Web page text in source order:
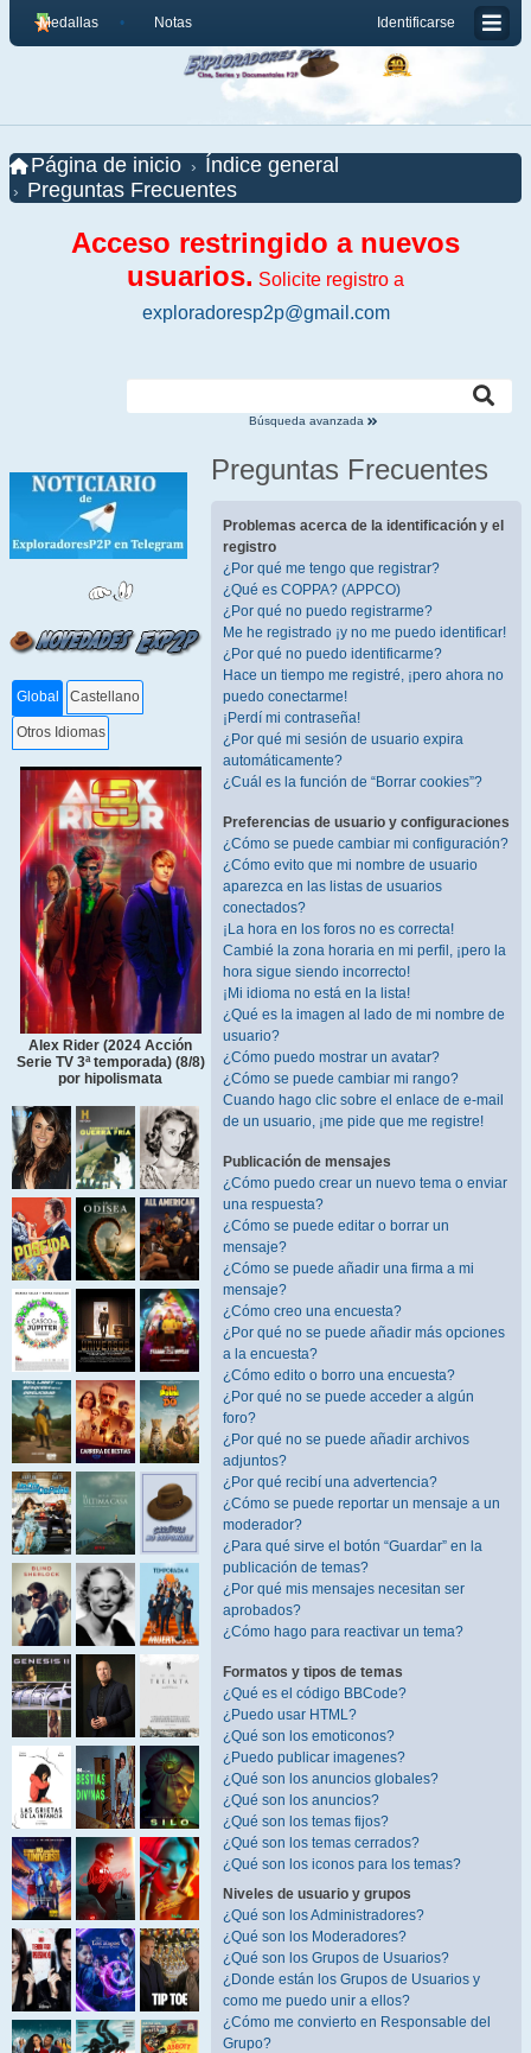
Identificarse
Medallas Notas
Página de inicio
Índice general
Preguntas Frecuentes
Acceso restringido a nuevos
usuarios. Solicite registro a
exploradoresp2p@gmail.com
Búsqueda avanzada
Global Castellano
Otros Idiomas
Alex Rider (2024 Acción
Serie TV 3ª temporada) (8/8)
por hipolismata
Preguntas Frecuentes
Problemas acerca de la identificación y el
registro
¿Por qué me tengo que registrar?
¿Qué es COPPA? (APPCO)
¿Por qué no puedo registrarme?
Me he registrado ¡y no me puedo identificar!
¿Por qué no puedo identificarme?
Hace un tiempo me registré, ¡pero ahora no
puedo conectarme!
¡Perdí mi contraseña!
¿Por qué mi sesión de usuario expira
automáticamente?
¿Cuál es la función de “Borrar cookies”?
Preferencias de usuario y configuraciones
¿Cómo se puede cambiar mi configuración?
¿Cómo evito que mi nombre de usuario
aparezca en las listas de usuarios
conectados?
¡La hora en los foros no es correcta!
Cambié la zona horaria en mi perfil, ¡pero la
hora sigue siendo incorrecto!
¡Mi idioma no está en la lista!
¿Qué es la imagen al lado de mi nombre de
usuario?
¿Cómo puedo mostrar un avatar?
¿Cómo se puede cambiar mi rango?
Cuando hago clic sobre el enlace de e-mail
de un usuario, ¡me pide que me registre!
Publicación de mensajes
¿Cómo puedo crear un nuevo tema o enviar
una respuesta?
¿Cómo se puede editar o borrar un
mensaje?
¿Cómo se puede añadir una firma a mi
mensaje?
¿Cómo creo una encuesta?
¿Por qué no se puede añadir más opciones
a la encuesta?
¿Cómo edito o borro una encuesta?
¿Por qué no se puede acceder a algún
foro?
¿Por qué no se puede añadir archivos
adjuntos?
¿Por qué recibí una advertencia?
¿Cómo se puede reportar un mensaje a un
moderador?
¿Para qué sirve el botón “Guardar” en la
publicación de temas?
¿Por qué mis mensajes necesitan ser
aprobados?
¿Cómo hago para reactivar un tema?
Formatos y tipos de temas
¿Qué es el código BBCode?
¿Puedo usar HTML?
¿Qué son los emoticonos?
¿Puedo publicar imagenes?
¿Qué son los anuncios globales?
¿Qué son los anuncios?
¿Qué son los temas fijos?
¿Qué son los temas cerrados?
¿Qué son los iconos para los temas?
Niveles de usuario y grupos
¿Qué son los Administradores?
¿Qué son los Moderadores?
¿Qué son los Grupos de Usuarios?
¿Donde están los Grupos de Usuarios y
como me puedo unir a ellos?
¿Cómo me convierto en Responsable del
Grupo?